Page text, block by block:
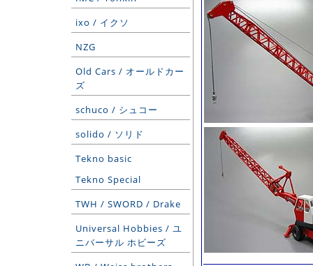
ixo / イクソ
NZG
Old Cars / オールドカー
ズ
schuco / シュコー
solido / ソリド
Tekno basic
Tekno Special
TWH / SWORD / Drake
Universal Hobbies / ユ
ニバーサル ホビーズ